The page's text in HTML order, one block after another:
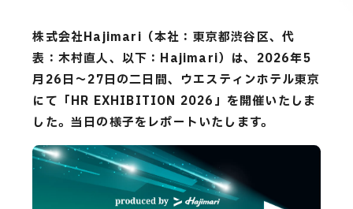
MEMBERS
CAREERS
CONTACT
株式会社Hajimari（本社：東京都渋谷区、代
表：木村直人、以下：Hajimari）は、2026年5
月26日〜27日の二日間、ウエスティンホテル東京
にて「HR EXHIBITION 2026」を開催いたしま
した。当日の様子をレポートいたします。